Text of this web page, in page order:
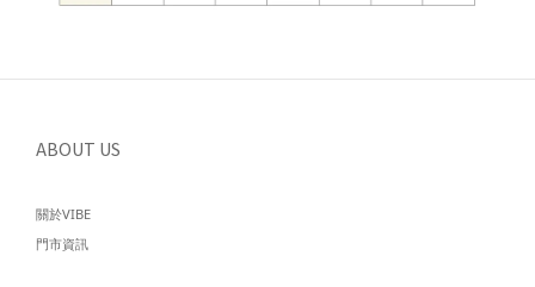
ABOUT US
關於VIBE
門市資訊